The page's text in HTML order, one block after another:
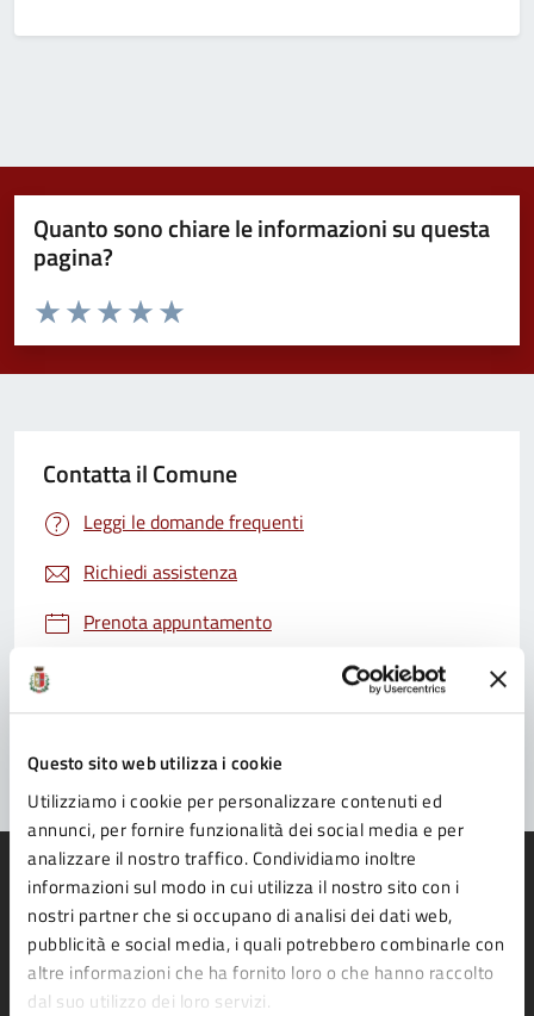
Questo sito web utilizza i cookie
Utilizziamo i cookie per personalizzare contenuti ed
annunci, per fornire funzionalità dei social media e per
analizzare il nostro traffico. Condividiamo inoltre
informazioni sul modo in cui utilizza il nostro sito con i
nostri partner che si occupano di analisi dei dati web,
pubblicità e social media, i quali potrebbero combinarle con
altre informazioni che ha fornito loro o che hanno raccolto
dal suo utilizzo dei loro servizi.
Quanto sono chiare le informazioni su questa
pagina?
Valuta da 1 a 5 stelle la pagina
Valuta 5 stelle su 5
Valuta 4 stelle su 5
Valuta 3 stelle su 5
Valuta 2 stelle su 5
Valuta 1 stelle su 5
Contatta il Comune
Leggi le domande frequenti
Richiedi assistenza
Prenota appuntamento
Problemi in città
Comune di Fidenza